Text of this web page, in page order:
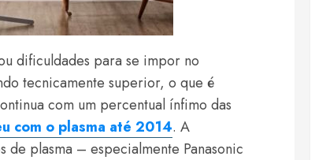
dificuldades para se impor no
tecnicamente superior, o que é
com um percentual ínfimo das
com o plasma até 2014. A
plasma – especialmente Panasonic